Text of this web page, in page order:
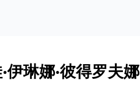
伊琳娜·彼得罗夫娜